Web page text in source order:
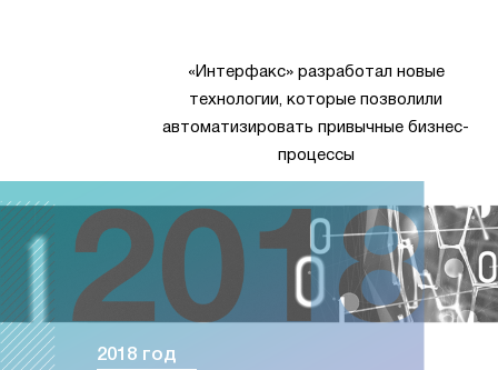
«Интерфакс» разработал новые
технологии, которые позволили
автоматизировать привычные бизнес-
процессы
2018 год